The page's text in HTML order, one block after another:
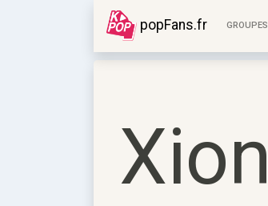
popFans.fr GROUPES
Xion